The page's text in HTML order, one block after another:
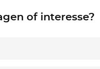
of interesse?